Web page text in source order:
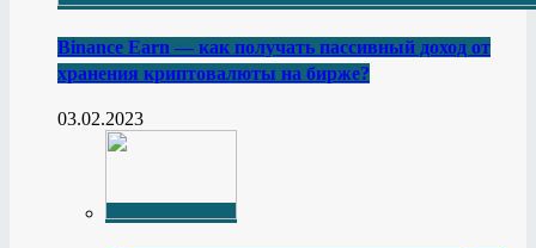
Binance Earn — как получать пассивный доход от
хранения криптовалюты на бирже?
03.02.2023